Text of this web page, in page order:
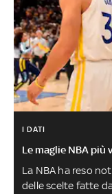
I DATI
Le maglie NBA più
La NBA ha reso
delle scelte fatte